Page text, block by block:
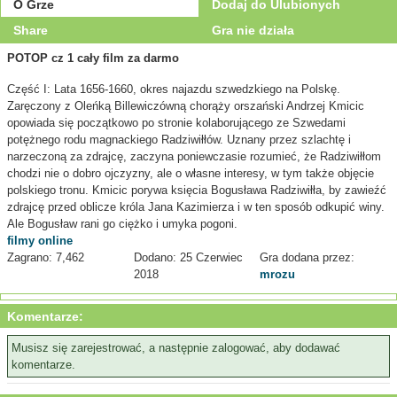
O Grze
Dodaj do Ulubionych
Share
Gra nie działa
POTOP cz 1 cały film za darmo
Część I: Lata 1656-1660, okres najazdu szwedzkiego na Polskę.
Zaręczony z Oleńką Billewiczówną chorąży orszański Andrzej Kmicic
opowiada się początkowo po stronie kolaborującego ze Szwedami
potężnego rodu magnackiego Radziwiłłów. Uznany przez szlachtę i
narzeczoną za zdrajcę, zaczyna poniewczasie rozumieć, że Radziwiłłom
chodzi nie o dobro ojczyzny, ale o własne interesy, w tym także objęcie
polskiego tronu. Kmicic porywa księcia Bogusława Radziwiłła, by zawieźć
zdrajcę przed oblicze króla Jana Kazimierza i w ten sposób odkupić winy.
Ale Bogusław rani go ciężko i umyka pogoni.
filmy online
Zagrano: 7,462
Dodano: 25 Czerwiec
2018
Gra dodana przez:
mrozu
Komentarze:
Musisz się zarejestrować, a następnie zalogować, aby dodawać
komentarze.